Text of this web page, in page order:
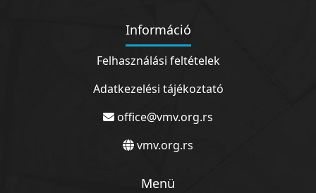
Információ
Felhasználási feltételek
Adatkezelési tájékoztató
office@vmv.org.rs
vmv.org.rs
Menü